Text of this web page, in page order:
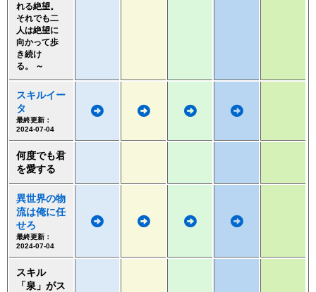
れる絶望。
それでも二
人は絶望に
向かって歩
き続け
る。 ～
スキルイー
タ
最終更新：
2024-07-04
何度でも君
を愛する
異世界の物
流は俺に任
せろ
最終更新：
2024-07-04
スキル
「泉」がス